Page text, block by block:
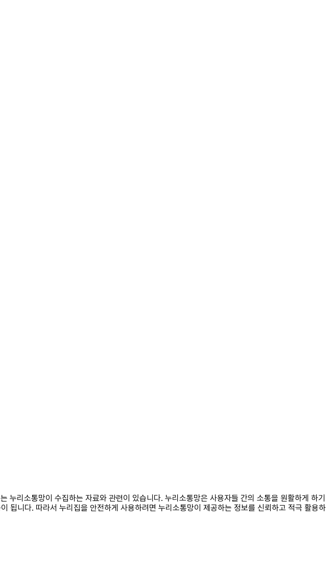
누리소통망이 수집하는 자료와 관련이 있습니다. 누리소통망은 사용자들 간의 소통을 원활하게 하기
됩니다. 따라서 누리집을 안전하게 사용하려면 누리소통망이 제공하는 정보를 신뢰하고 적극 활용하